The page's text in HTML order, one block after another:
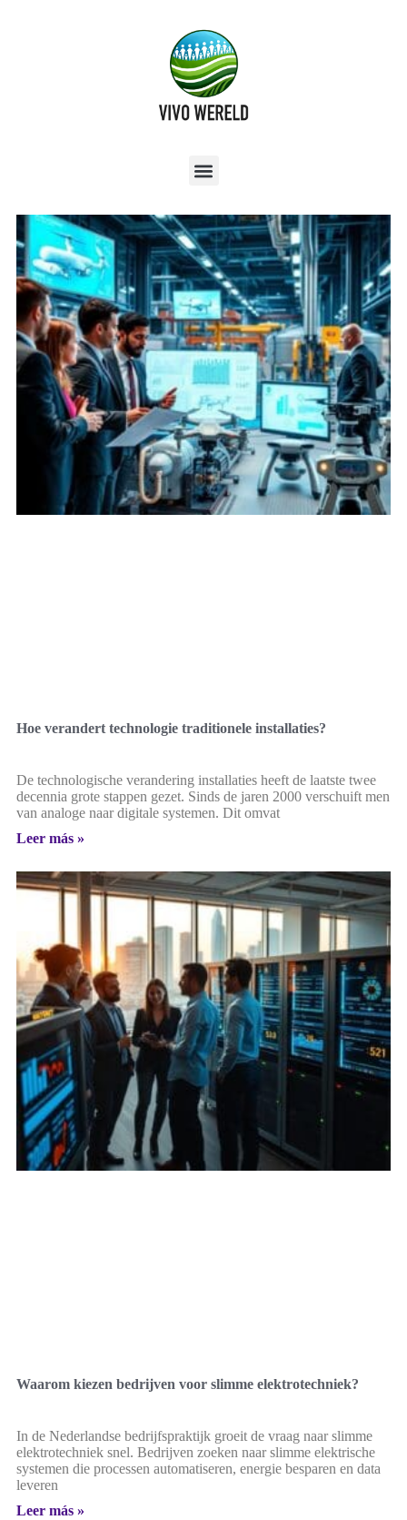
Hoe verandert technologie traditionele installaties?
De technologische verandering installaties heeft de laatste twee
decennia grote stappen gezet. Sinds de jaren 2000 verschuift men
van analoge naar digitale systemen. Dit omvat
Leer más »
Waarom kiezen bedrijven voor slimme elektrotechniek?
In de Nederlandse bedrijfspraktijk groeit de vraag naar slimme
elektrotechniek snel. Bedrijven zoeken naar slimme elektrische
systemen die processen automatiseren, energie besparen en data
leveren
Leer más »